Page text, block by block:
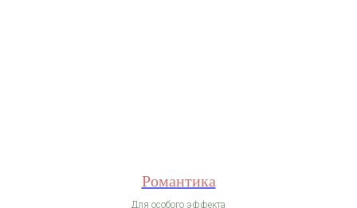
Романтика
Для особого эффекта